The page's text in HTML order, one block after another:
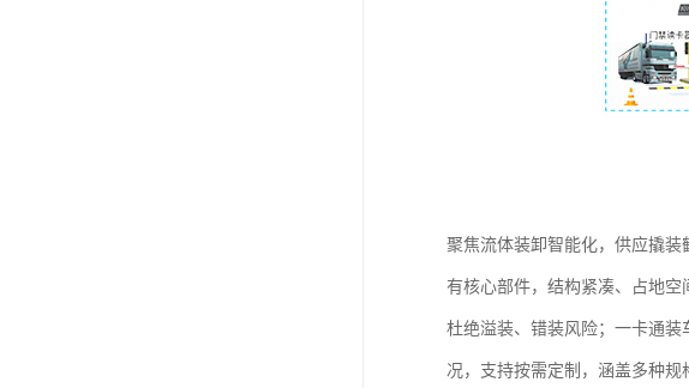
聚焦流体装卸智能化，供应撬
有核心部件，结构紧凑、占地空
杜绝溢装、错装风险；一卡通
况，支持按需定制，涵盖多种规